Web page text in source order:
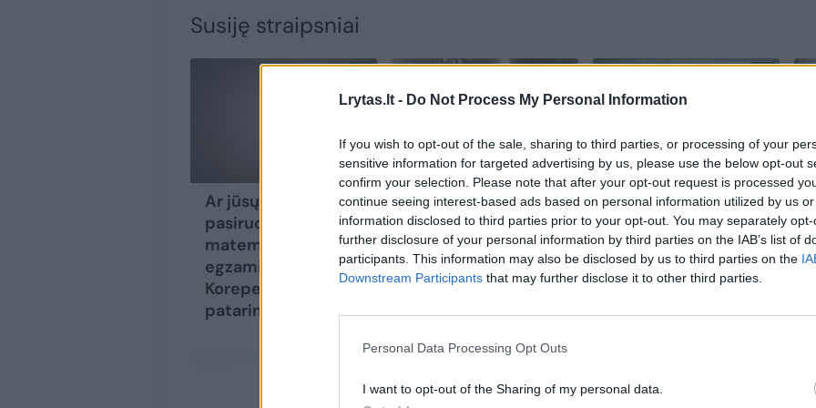
Lrytas.lt - Do Not Process My Personal Information
If you wish to opt-out of the sale, sharing to third parties, or processing of your
sensitive information for targeted advertising by us, please use the below opt-out
confirm your selection. Please note that after your opt-out request is processed
continue seeing interest-based ads based on personal information utilized by us
information disclosed to third parties prior to your opt-out. You may separately
further disclosure of your personal information by third parties on the IAB’s list of
participants. This information may also be disclosed by us to third parties on the
Downstream Participants that may further disclose it to other third parties.
Personal Data Processing Opt Outs
I want to opt-out of the Sharing of my personal data.
Susiję straipsniai
Ar jūsų vaikas
pasiruošęs
matematikos
egzaminui?
Korepetitorės
patarimai tėvams
Prie automobilio
pririštą savo šunį
tempusiam
darželio direktoriui
– negailestingas
teisėsaugos kirtis
Ieškant būdų, kaip į
mokyklas privilioti
pedagogų,
pabrėžia: svarbu ne
tik pritraukti –
lygiai taip pat